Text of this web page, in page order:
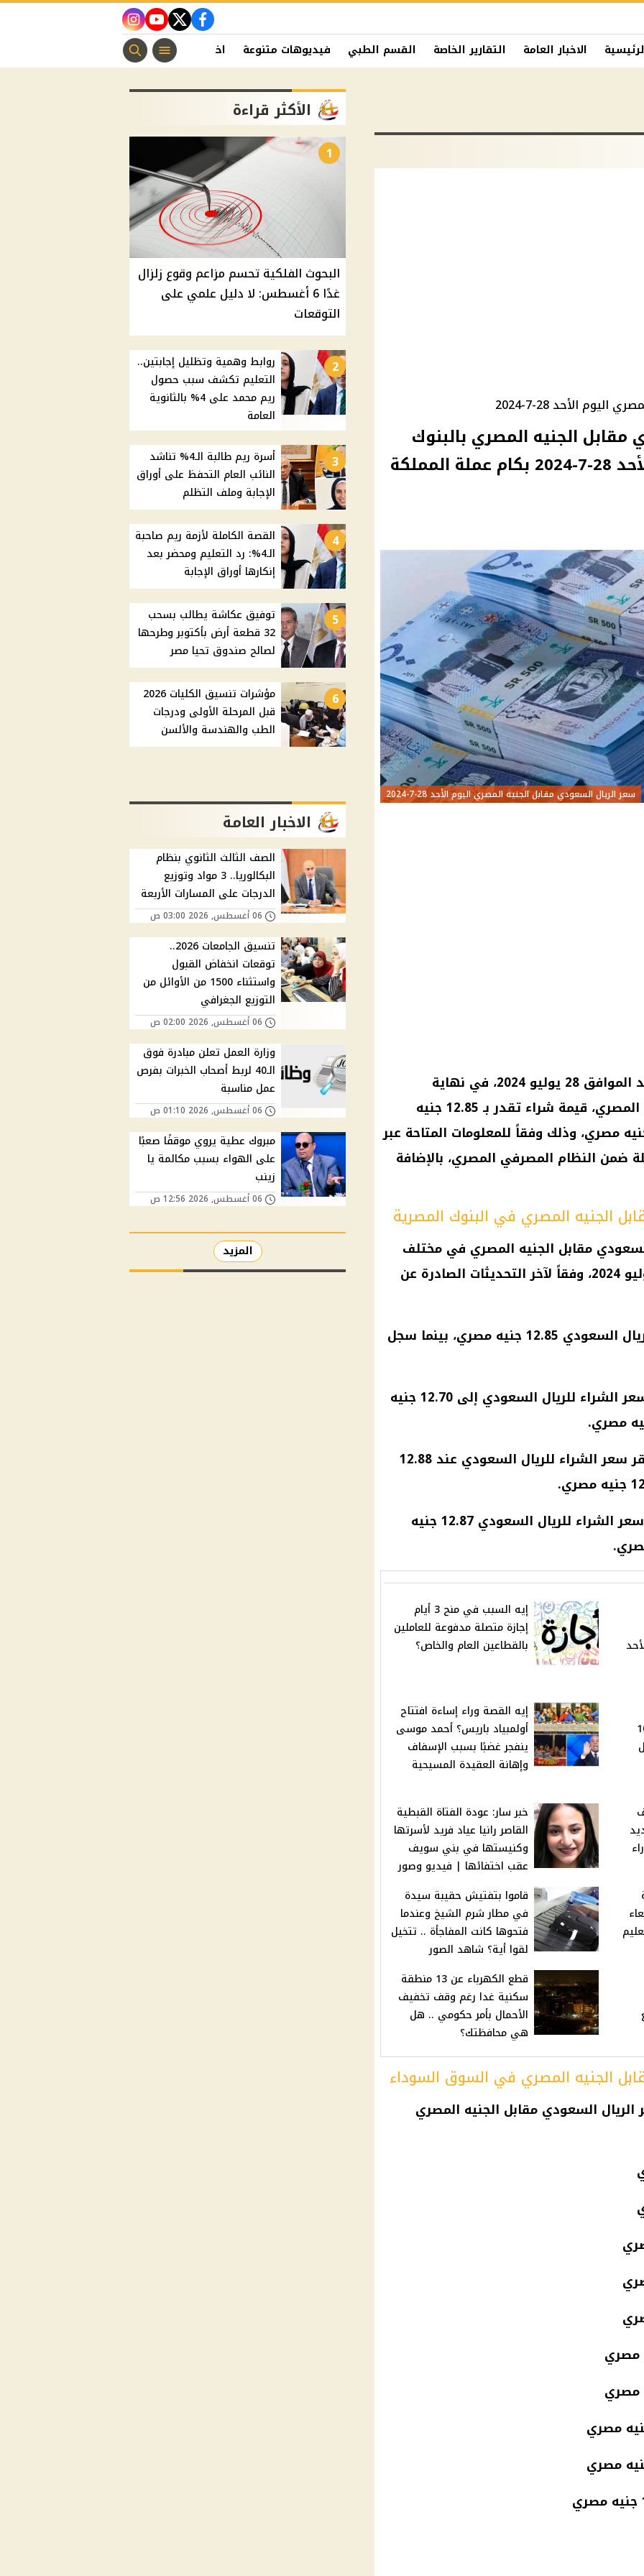
facebook
twitter
youtube
instagram
الاخبار العامة التقارير الخاصة القسم الطبي فيديوهات متنوعة اخبار الفن منوعات مسيحية
الأحد 28-7-2024
الجنيه المصري بالبنوك
والسوق السوداء اليوم الأحد 28-7-2024 بكام عملة المملكة
سعر الريال السعودي مقابل الجنيه المصري اليوم الأحد 28-7-2024
اليوم الأحد الموافق 28 يوليو 2024، في نهاية
قيمة شراء تقدر بـ 12.85
جنيه
مصري، وذلك وفقاً للمعلومات المتاحة عبر
ضمن النظام المصرفي المصري، بالإضافة
الجنيه المصري في البنوك المصرية
مقابل الجنيه المصري في مختلف
ليوم الأحد 28 يوليو 2024، وفقاً لآخر التحديثات الصادرة عن
السعودي 12.85 جنيه مصري، بينما سجل
للريال السعودي إلى 12.70
جنيه
مصري.
سعر الشراء للريال السعودي عند 12.88
، سجل سعر الشراء للريال السعودي 12.87 جنيه
إيه السبب في منح 3 أيام
إجازة متصلة مدفوعة للعاملين
بالقطاعين العام والخاص؟
من 10
إيه القصة وراء إساءة افتتاح
أولمبياد باريس؟ أحمد موسى
ينفجر غضبًا بسبب الإسفاف
وإهانة العقيدة المسيحية
خبر سار: عودة الفتاة القبطية
القاصر رانيا عياد فريد لأسرتها
وكنيستها في بني سويف
عقب اختفائها | فيديو وصور
الأربعاء
قاموا بتفتيش حقيبة سيدة
في مطار شرم الشيخ وعندما
فتحوها كانت المفاجأة .. تتخيل
لقوا أية؟ شاهد الصور
قطع الكهرباء عن 13 منطقة
سكنية غدا رغم وقف تخفيف
الأحمال بأمر حكومي .. هل
هي محافظتك؟
الجنيه المصري في السوق السوداء
السعودي مقابل الجنيه المصري
الأكثر قراءة
1
البحوث الفلكية تحسم مزاعم وقوع زلزال
غدًا 6 أغسطس: لا دليل علمي على
التوقعات
2
روابط وهمية وتظليل إجابتين..
التعليم تكشف سبب حصول
ريم محمد على 4% بالثانوية
العامة
3
أسرة ريم طالبة الـ4% تناشد
النائب العام التحفظ على أوراق
الإجابة وملف التظلم
4
القصة الكاملة لأزمة ريم صاحبة
الـ4%: رد التعليم ومحضر بعد
إنكارها أوراق الإجابة
5
توفيق عكاشة يطالب بسحب
32 قطعة أرض بأكتوبر وطرحها
لصالح صندوق تحيا مصر
6
مؤشرات تنسيق الكليات 2026
قبل المرحلة الأولى ودرجات
الطب والهندسة والألسن
الاخبار العامة
الصف الثالث الثانوي بنظام
البكالوريا.. 3 مواد وتوزيع
الدرجات على المسارات الأربعة
06 أغسطس, 2026 03:00 ص
تنسيق الجامعات 2026..
توقعات انخفاض القبول
واستثناء 1500 من الأوائل من
التوزيع الجغرافي
06 أغسطس, 2026 02:00 ص
وزارة العمل تعلن مبادرة فوق
الـ40 لربط أصحاب الخبرات بفرص
عمل مناسبة
06 أغسطس, 2026 01:10 ص
مبروك عطية يروي موقفًا صعبًا
على الهواء بسبب مكالمة يا
زينب
06 أغسطس, 2026 12:56 ص
المزيد